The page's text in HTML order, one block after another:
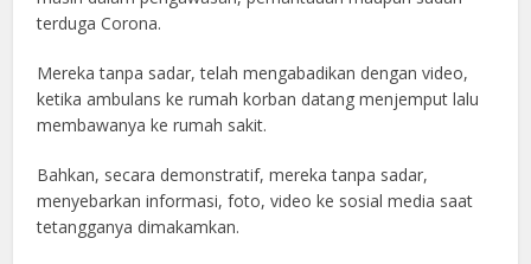
terduga Corona.
Mereka tanpa sadar, telah mengabadikan dengan video,
ketika ambulans ke rumah korban datang menjemput lalu
membawanya ke rumah sakit.
Bahkan, secara demonstratif, mereka tanpa sadar,
menyebarkan informasi, foto, video ke sosial media saat
tetangganya dimakamkan.